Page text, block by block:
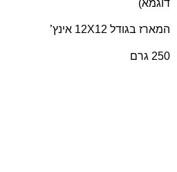
דוגמא)
המארז בגודל 12X12 אינץ’
250 גרם